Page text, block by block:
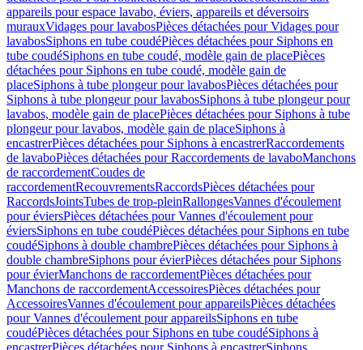
appareils pour espace lavabo, éviers, appareils et déversoirs
murauxVidages pour lavabosPièces détachées pour Vidages pour
lavabosSiphons en tube coudéPièces détachées pour Siphons en
tube coudéSiphons en tube coudé, modèle gain de placePièces
détachées pour Siphons en tube coudé, modèle gain de
placeSiphons à tube plongeur pour lavabosPièces détachées pour
Siphons à tube plongeur pour lavabosSiphons à tube plongeur pour
lavabos, modèle gain de placePièces détachées pour Siphons à tube
plongeur pour lavabos, modèle gain de placeSiphons à
encastrerPièces détachées pour Siphons à encastrerRaccordements
de lavaboPièces détachées pour Raccordements de lavaboManchons
de raccordementCoudes de
raccordementRecouvrementsRaccordsPièces détachées pour
RaccordsJointsTubes de trop-pleinRallongesVannes d'écoulement
pour éviersPièces détachées pour Vannes d'écoulement pour
éviersSiphons en tube coudéPièces détachées pour Siphons en tube
coudéSiphons à double chambrePièces détachées pour Siphons à
double chambreSiphons pour évierPièces détachées pour Siphons
pour évierManchons de raccordementPièces détachées pour
Manchons de raccordementAccessoiresPièces détachées pour
AccessoiresVannes d'écoulement pour appareilsPièces détachées
pour Vannes d'écoulement pour appareilsSiphons en tube
coudéPièces détachées pour Siphons en tube coudéSiphons à
encastrerPièces détachées pour Siphons à encastrerSiphons